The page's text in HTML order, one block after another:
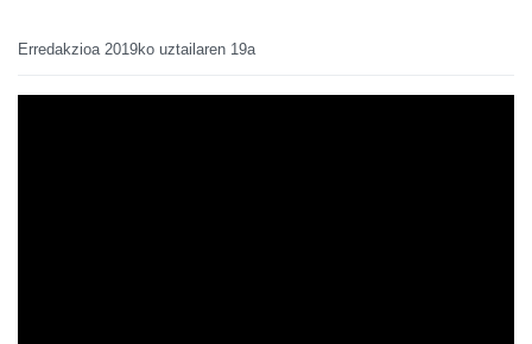
Erredakzioa 2019ko uztailaren 19a